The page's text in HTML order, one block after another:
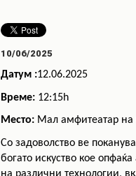
10/06/2025
Датум :12.06.2025
Време: 12:15h
Место: Мал амфитеатар
Со задоволство ве
богато искуство кое